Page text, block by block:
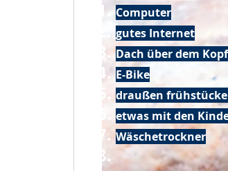
Computer
gutes Internet
Dach über dem Kopf
E-Bike
draußen
etwas mit den
Wäschetrockner